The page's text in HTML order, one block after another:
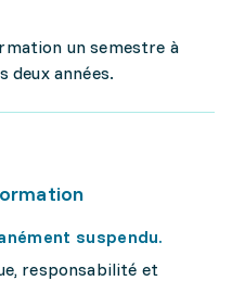
un semestre à
deux années.
suspendu.
responsabilité et